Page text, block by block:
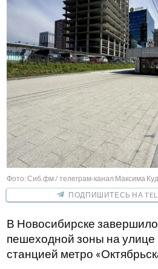
Читайте также:
02.08.2026 14:30
Где в Новосибирске нет